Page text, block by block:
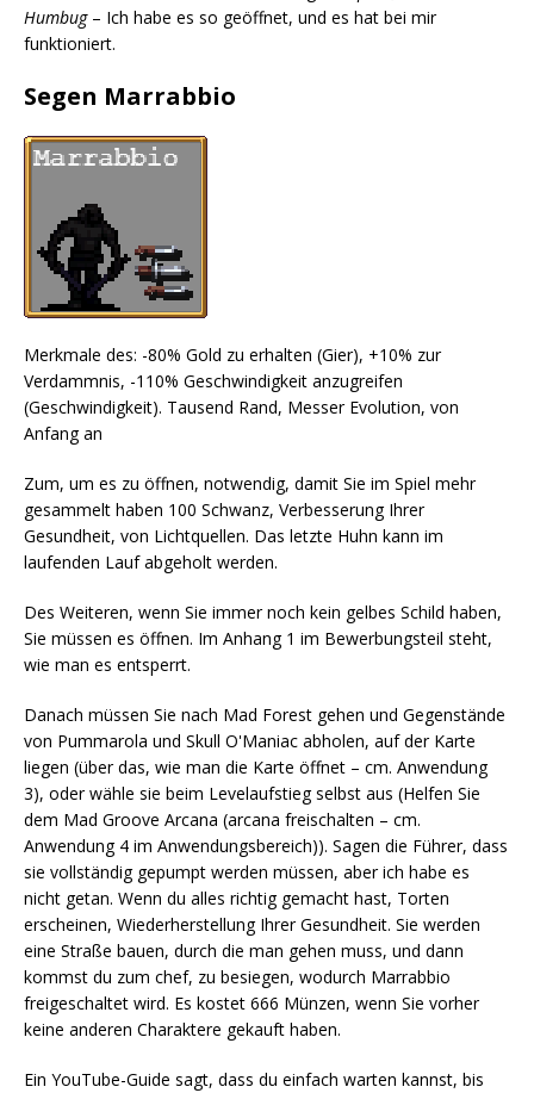
Humbug– Ich habe es so geöffnet, und es hat bei mir
funktioniert.
Segen Marrabbio
Merkmale des: -80% Gold zu erhalten (Gier), +10% zur
Verdammnis, -110% Geschwindigkeit anzugreifen
(Geschwindigkeit). Tausend Rand, Messer Evolution, von
Anfang an
Zum, um es zu öffnen, notwendig, damit Sie im Spiel mehr
gesammelt haben 100 Schwanz, Verbesserung Ihrer
Gesundheit, von Lichtquellen. Das letzte Huhn kann im
laufenden Lauf abgeholt werden.
Des Weiteren, wenn Sie immer noch kein gelbes Schild haben,
Sie müssen es öffnen. Im Anhang 1 im Bewerbungsteil steht,
wie man es entsperrt.
Danach müssen Sie nach Mad Forest gehen und Gegenstände
von Pummarola und Skull O'Maniac abholen, auf der Karte
liegen (über das, wie man die Karte öffnet – cm. Anwendung
3), oder wähle sie beim Levelaufstieg selbst aus (Helfen Sie
dem Mad Groove Arcana (arcana freischalten – cm.
Anwendung 4 im Anwendungsbereich)). Sagen die Führer, dass
sie vollständig gepumpt werden müssen, aber ich habe es
nicht getan. Wenn du alles richtig gemacht hast, Torten
erscheinen, Wiederherstellung Ihrer Gesundheit. Sie werden
eine Straße bauen, durch die man gehen muss, und dann
kommst du zum chef, zu besiegen, wodurch Marrabbio
freigeschaltet wird. Es kostet 666 Münzen, wenn Sie vorher
keine anderen Charaktere gekauft haben.
Ein YouTube-Guide sagt, dass du einfach warten kannst, bis